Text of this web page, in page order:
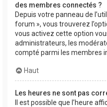
des membres connectés ?
Depuis votre panneau de
forum », vous trouverez
vous activez cette option
administrateurs, les
compté parmi les membres
Haut
Les heures ne sont pas
Il est possible que l’heure